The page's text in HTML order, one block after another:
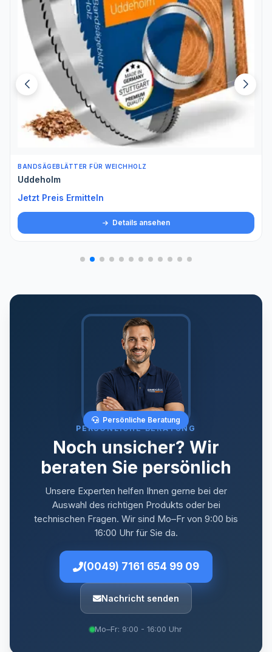
BANDSÄGEBLÄTTER FÜR WEICHHOLZ
Uddeholm
Jetzt Preis Ermitteln
Details ansehen
Persönliche Beratung
PERSÖNLICHE BERATUNG
Noch unsicher? Wir
beraten Sie persönlich
Unsere Experten helfen Ihnen gerne bei der
Auswahl des richtigen Produkts oder bei
technischen Fragen. Wir sind Mo–Fr von 9:00 bis
16:00 Uhr für Sie da.
(0049) 7161 654 99 09
Nachricht senden
Mo–Fr: 9:00 - 16:00 Uhr